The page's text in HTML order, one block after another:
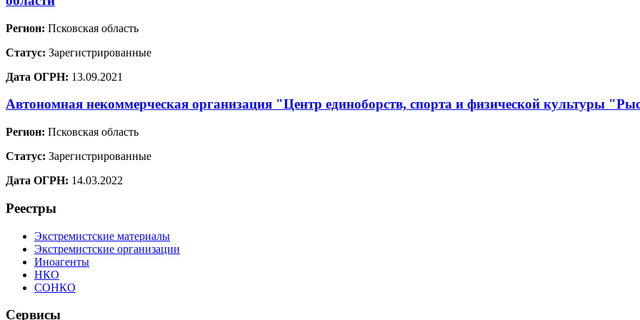
Регион: Псковская область
Статус: Зарегистрированные
Дата ОГРН: 13.09.2021
Автономная некоммерческая организация "Центр единоборств, спорта и физической культуры
Регион: Псковская область
Статус: Зарегистрированные
Дата ОГРН: 14.03.2022
Реестры
Экстремистские материалы
Экстремистские организации
Иноагенты
НКО
СОНКО
Сервисы